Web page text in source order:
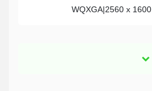
WQXGA|2560 x 1600